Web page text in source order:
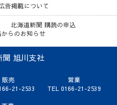
告掲載について
北海道新聞 購読の申込
らのお知らせ
聞 旭川支社
販売
21-2533
営業
TEL 0166-21-2539